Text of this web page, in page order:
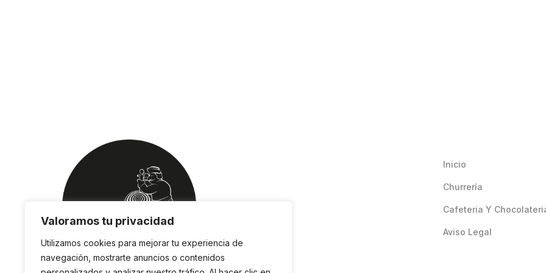
Valoramos tu privacidad
Utilizamos cookies para mejorar tu experiencia de
navegación, mostrarte anuncios o contenidos
Inicio
Churrería
Cafeteria Y
Aviso Legal